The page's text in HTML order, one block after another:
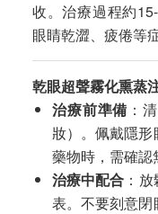
收。治療過程約
眼睛乾澀、疲倦等症
乾眼超聲霧化熏蒸
治療前準備 ：
妝）。佩戴隱
藥物時，需確認
治療中配合 ：
表。不要刻意